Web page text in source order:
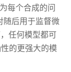
每个合成的问
随后用于监督微
任何模型都可
的更强大的模